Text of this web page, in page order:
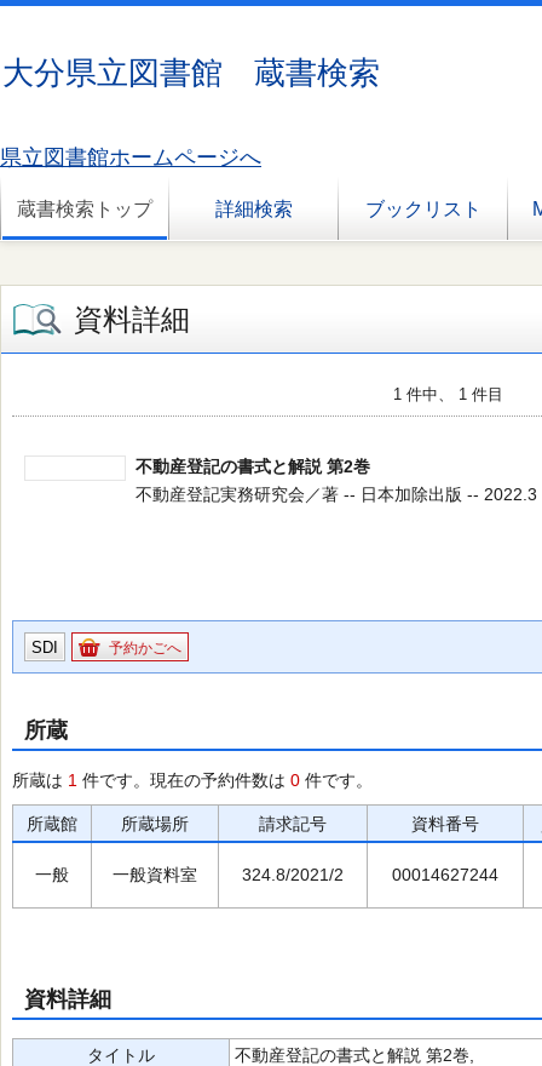
大分県立図書館 蔵書検索
県立図書館ホームページへ
蔵書検索トップ 詳細検索 ブックリスト
資料詳細
1 件中、 1 件目
不動産登記の書式と解説 第2巻
不動産登記実務研究会／著 -- 日本加除出版 --
SDI 予約かごへ
所蔵
所蔵は 1 件です。現在の予約件数は 0 件です。
所蔵館 所蔵場所 請求記号 資料番号
一般 一般資料室 324.8/2021/2 00014627244
資料詳細
タイトル
不動産登記の書式と解説 第2巻,